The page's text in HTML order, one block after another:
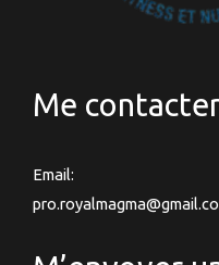
Me
Email: